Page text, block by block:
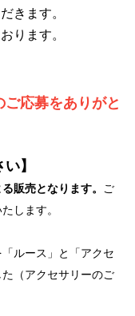
きます。
ります。
応募をありがと
】
販売となります。
ご
します。
ルース」と「アクセ
（アクセサリーのご